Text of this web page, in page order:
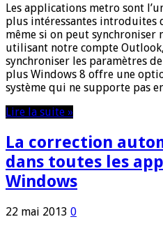
Les applications metro sont
plus intéressantes introduites
même si on peut synchroniser
utilisant notre compte
synchroniser les paramètres
plus Windows 8 offre une
système qui ne supporte pas
Lire la suite »
La correction
dans toutes les
Windows
22 mai 2013 0